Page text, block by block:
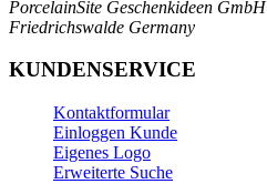
PorcelainSite Geschenkideen GmbH
Friedrichswalde Germany
KUNDENSERVICE
Kontaktformular
Einloggen Kunde
Eigenes Logo
Erweiterte Suche